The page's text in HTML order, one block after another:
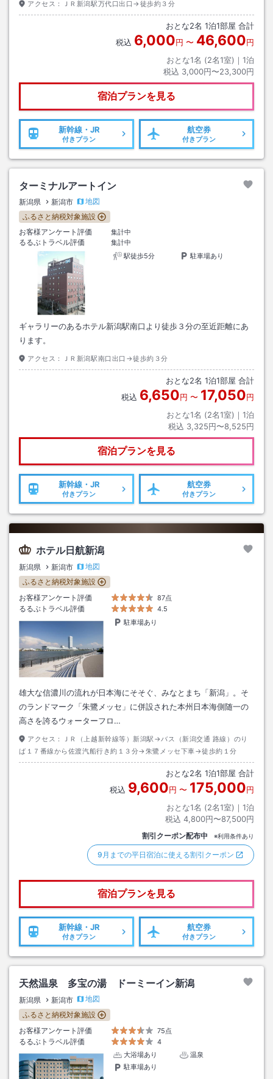
アクセス： ＪＲ新潟駅万代口出口→徒歩約３分
おとな2名 1泊1部屋 合計
税込 6,000円 〜 46,600円
おとな1名 (2名1室)｜ 1泊
税込 3,000円〜23,300円
宿泊プランを見る
新幹線・JR
付きプラン
航空券
付きプラン
ターミナルアートイン
新潟県 新潟市
地図
ふるさと納税対象施設
お客様アンケート評価
集計中
るるぶトラベル評価
集計中
駅徒歩5分
駐車場あり
ギャラリーのあるホテル新潟駅南口より徒歩３分の至近距離にあ
ります。
アクセス： ＪＲ新潟駅南口出口→徒歩約３分
おとな2名 1泊1部屋 合計
税込 6,650円 〜 17,050円
おとな1名 (2名1室)｜ 1泊
税込 3,325円〜8,525円
宿泊プランを見る
新幹線・JR
付きプラン
航空券
付きプラン
ホテル日航新潟
新潟県 新潟市
地図
ふるさと納税対象施設
お客様アンケート評価
87点
るるぶトラベル評価
4.5
駐車場あり
雄大な信濃川の流れが日本海にそそぐ、みなとまち「新潟」。そ
のランドマーク「朱鷺メッセ」に併設された本州日本海側随一の
高さを誇るウォーターフロ…
アクセス：
ＪＲ（上越新幹線等）新潟駅→バス（新潟交通 路線）のり
ば１７番線から佐渡汽船行き約１３分→朱鷺メッセ下車→徒歩約１分
おとな2名 1泊1部屋 合計
税込 9,600円 〜 175,000円
おとな1名 (2名1室)｜ 1泊
税込 4,800円〜87,500円
割引クーポン配布中 ※利用条件あり
9月までの平日宿泊に使える割引クーポン
宿泊プランを見る
新幹線・JR
付きプラン
航空券
付きプラン
天然温泉 多宝の湯 ドーミーイン新潟
新潟県 新潟市
地図
ふるさと納税対象施設
お客様アンケート評価
75点
るるぶトラベル評価
4
大浴場あり
温泉
駐車場あり